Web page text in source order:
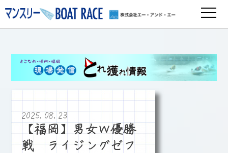
2025.08.23
【福岡】男女Ｗ優勝
戦 ライジングゼフ